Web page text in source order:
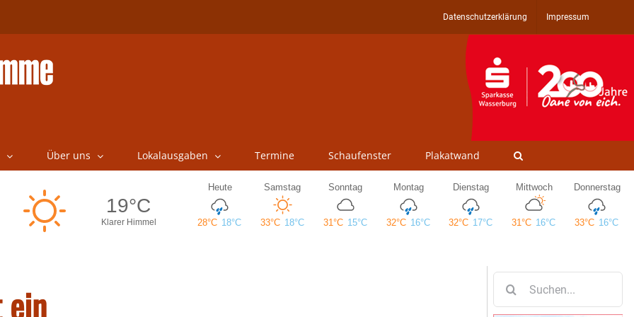
Datenschutzerklärung Impressum
Über uns Lokalausgaben Termine Schaufenster Plakatwand
ein
nach: